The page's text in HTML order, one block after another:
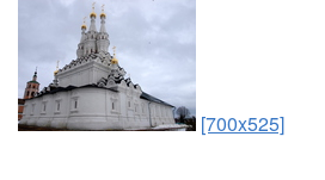
[700x525]